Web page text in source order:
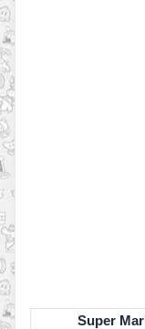
Super